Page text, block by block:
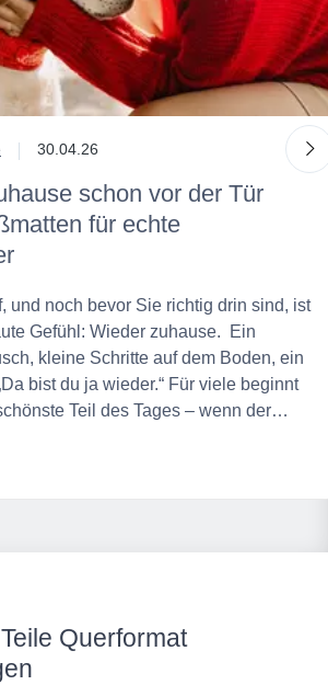
30.04.26
schon vor der Tür
für echte
und noch bevor Sie richtig drin sind, ist
Gefühl: Wieder zuhause. Ein
kleine Schritte auf dem Boden, ein
bist du ja wieder.“ Für viele beginnt
Teil des Tages – wenn der…
Querformat